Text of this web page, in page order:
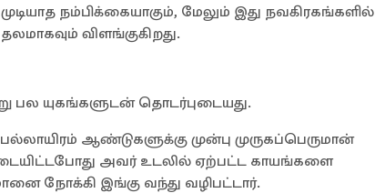
நம்பிக்கையாகும், மேலும் இது நவகிரகங்களில்
விளங்குகிறது.
யுகங்களுடன் தொடர்புடையது.
ஆண்டுகளுக்கு முன்பு முருகப்பெருமான்
அவர் உடலில் ஏற்பட்ட காயங்களை
நோக்கி இங்கு வந்து வழிபட்டார்.